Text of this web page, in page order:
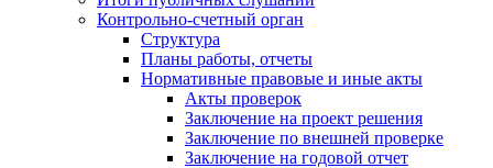
Контрольно-счетный орган
Структура
Планы работы, отчеты
Нормативные правовые и иные акты
Акты проверок
Заключение на проект решения
Заключение по внешней проверке
Заключение на годовой отчет